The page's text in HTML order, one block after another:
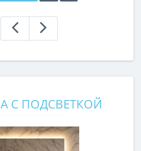
С ПОДСВЕТКОЙ